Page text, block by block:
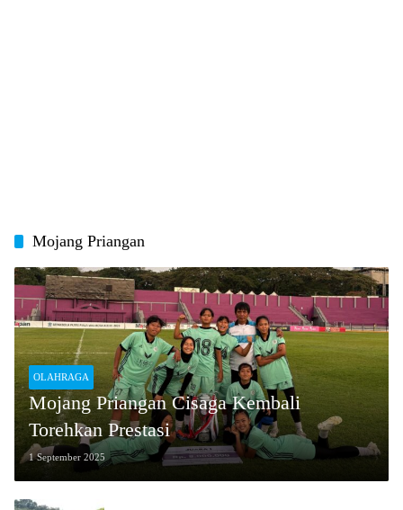
Mojang Priangan
OLAHRAGA
Mojang Priangan Cisaga Kembali
Torehkan Prestasi
1 September 2025